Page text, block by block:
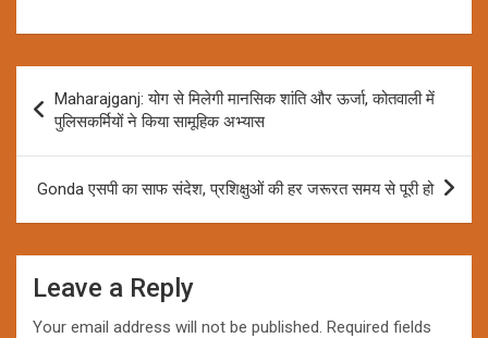
navigation
Maharajganj: योग से मिलेगी मानसिक शांति और ऊर्जा, कोतवाली में
पुलिसकर्मियों ने किया सामूहिक अभ्यास
Gonda एसपी का साफ संदेश, प्रशिक्षुओं की हर जरूरत समय से पूरी हो
Leave a Reply
Your email address will not be published. Required fields